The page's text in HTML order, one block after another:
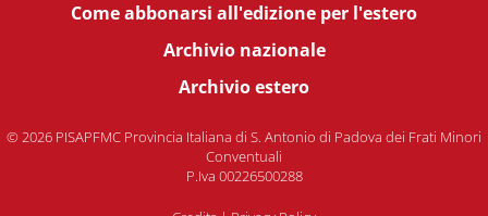
Come abbonarsi all'edizione per l'estero
Archivio nazionale
Archivio estero
© 2026 PISAPFMC Provincia Italiana di S. Antonio di Padova dei Frati Minori
Conventuali
P.Iva 00226500288